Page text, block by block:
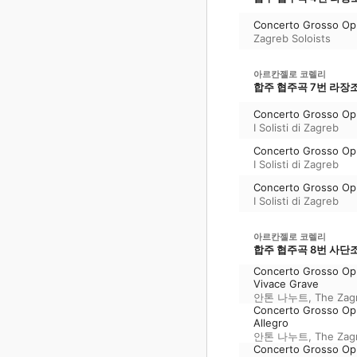
Concerto Grosso
Zagreb Soloists
아르칸젤로 코렐리
합주 협주곡 7번 라장
Concerto Grosso
I Solisti di Zagreb
Concerto Grosso
I Solisti di Zagreb
Concerto Grosso
I Solisti di Zagreb
아르칸젤로 코렐리
합주 협주곡 8번 사단
Concerto Grosso
Vivace Grave
안톤 나누트 , The
Concerto Grosso
Allegro
안톤 나누트 , The
Concerto Grosso